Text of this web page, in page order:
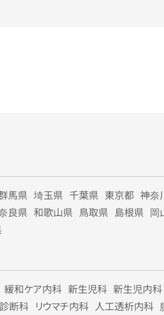
馬県 埼玉県 千葉県 東京都 神奈
良県 和歌山県 鳥取県 島根県 岡
緩和ケア内科 新生児科 新生児内科
断科 リウマチ内科 人工透析内科